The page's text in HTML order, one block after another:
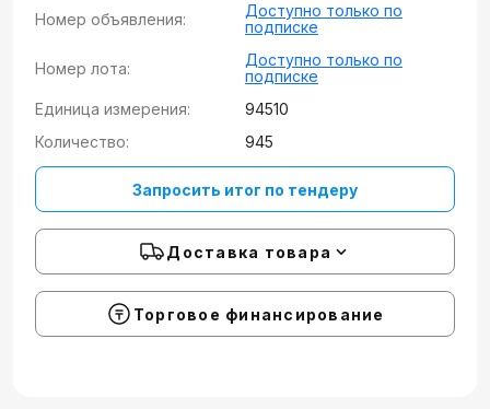
Номер объявления:
Доступно только по
подписке
Номер лота:
Доступно только по
подписке
Единица измерения:
94510
Количество:
945
Запросить итог по тендеру
Доставка товара
Торговое финансирование